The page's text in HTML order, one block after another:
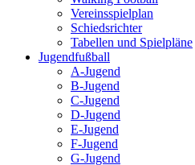
Vereinsspielplan
Schiedsrichter
Tabellen und Spielpläne
Jugendfußball
A-Jugend
B-Jugend
C-Jugend
D-Jugend
E-Jugend
F-Jugend
G-Jugend